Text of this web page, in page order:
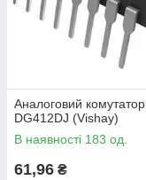
Аналоговий комутатор
DG412DJ (Vishay)
В наявності 183 од.
61,96 ₴